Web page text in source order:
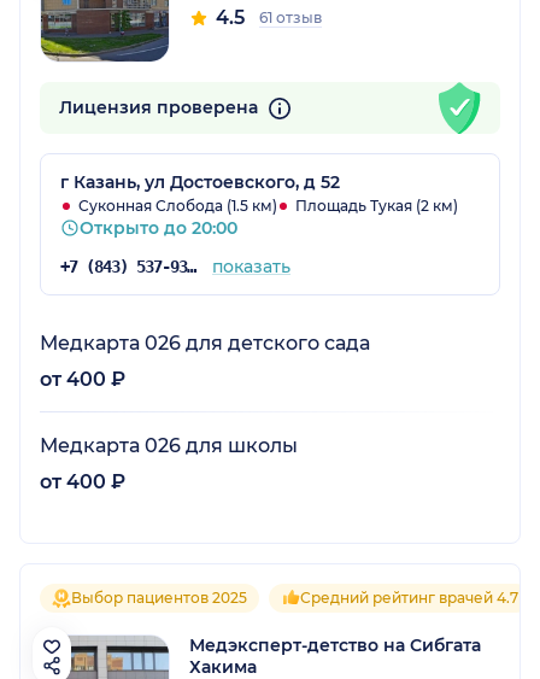
4.5 61 отзыв
Лицензия проверена
г Казань, ул Достоевского, д 52
Суконная Слобода (1.5 км) Площадь Тукая (2 км)
Открыто до 20:00
+7 (843) 537-93-93 показать
Медкарта 026 для детского сада
от 400 ₽
Медкарта 026 для школы
от 400 ₽
Выбор пациентов 2025 Средний рейтинг врачей 4.7
Медэксперт-детство на Сибгата
Хакима